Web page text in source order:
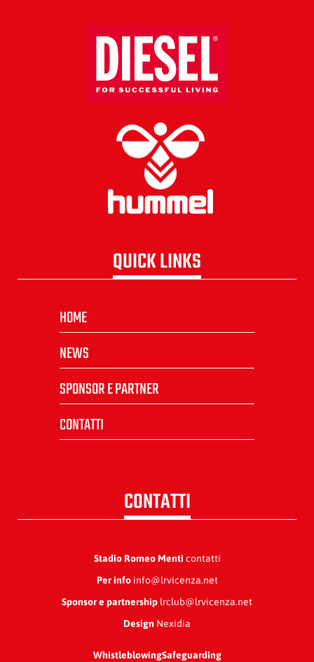
QUICK LINKS
HOME
NEWS
SPONSOR E PARTNER
CONTATTI
CONTATTI
Stadio Romeo Menti contatti
Per infoinfo@lrvicenza.net
Sponsor e partnership lrclub@lrvicenza.net
Design Nexidia
WhistleblowingSafeguarding